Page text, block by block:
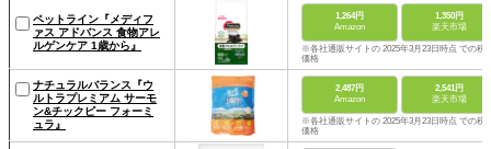
ペットライン『メディフ
ァス アドバンス 食物アレ
ルゲンケア 1歳から』
1,264円
Amazon
1,350円
楽天市場
※各社通販サイトの 2025年3月23日時点 での税
価格
ナチュラルバランス『ウ
ルトラプレミアム サーモ
ン&チックピー フォーミ
ュラ』
2,487円
Amazon
2,541円
楽天市場
※各社通販サイトの 2025年3月23日時点 での税
価格